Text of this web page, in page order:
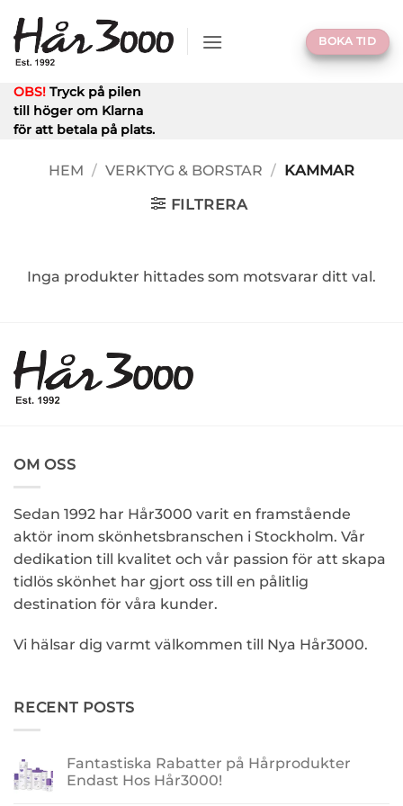
to
content
BOKA TID
OBS! Tryck på pilen
till höger om Klarna
för att betala på plats.
HEM / VERKTYG & BORSTAR / KAMMAR
FILTRERA
Inga produkter hittades som motsvarar ditt val.
OM OSS
Sedan 1992 har Hår3000 varit en framstående
aktör inom skönhetsbranschen i Stockholm. Vår
dedikation till kvalitet och vår passion för att skapa
tidlös skönhet har gjort oss till en pålitlig
destination för våra kunder.
Vi hälsar dig varmt välkommen till Nya Hår3000.
RECENT POSTS
Fantastiska Rabatter på Hårprodukter
Endast Hos Hår3000!